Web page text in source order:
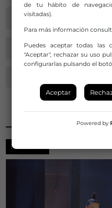
VENTA DE
SERVICIOS
NOTICIAS
de tu hábito de
visitadas).
Para más información
Puedes aceptar todas las
"Aceptar", rechazar su uso
configurarlas pulsando el
Aceptar
Powered by